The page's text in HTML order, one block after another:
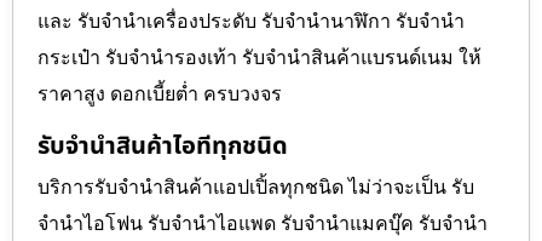
และ รับจำนำเครื่องประดับ รับจำนำนาฬิกา รับจำนำ
กระเป๋า รับจำนำรองเท้า รับจำนำสินค้าแบรนด์เนม ให้
ราคาสูง ดอกเบี้ยต่ำ ครบวงจร
รับจำนำสินค้าไอทีทุกชนิด
บริการรับจำนำสินค้าแอปเปิ้ลทุกชนิด ไม่ว่าจะเป็น รับ
จำนำไอโฟน รับจำนำไอแพด รับจำนำแมคบุ๊ค รับจำนำ